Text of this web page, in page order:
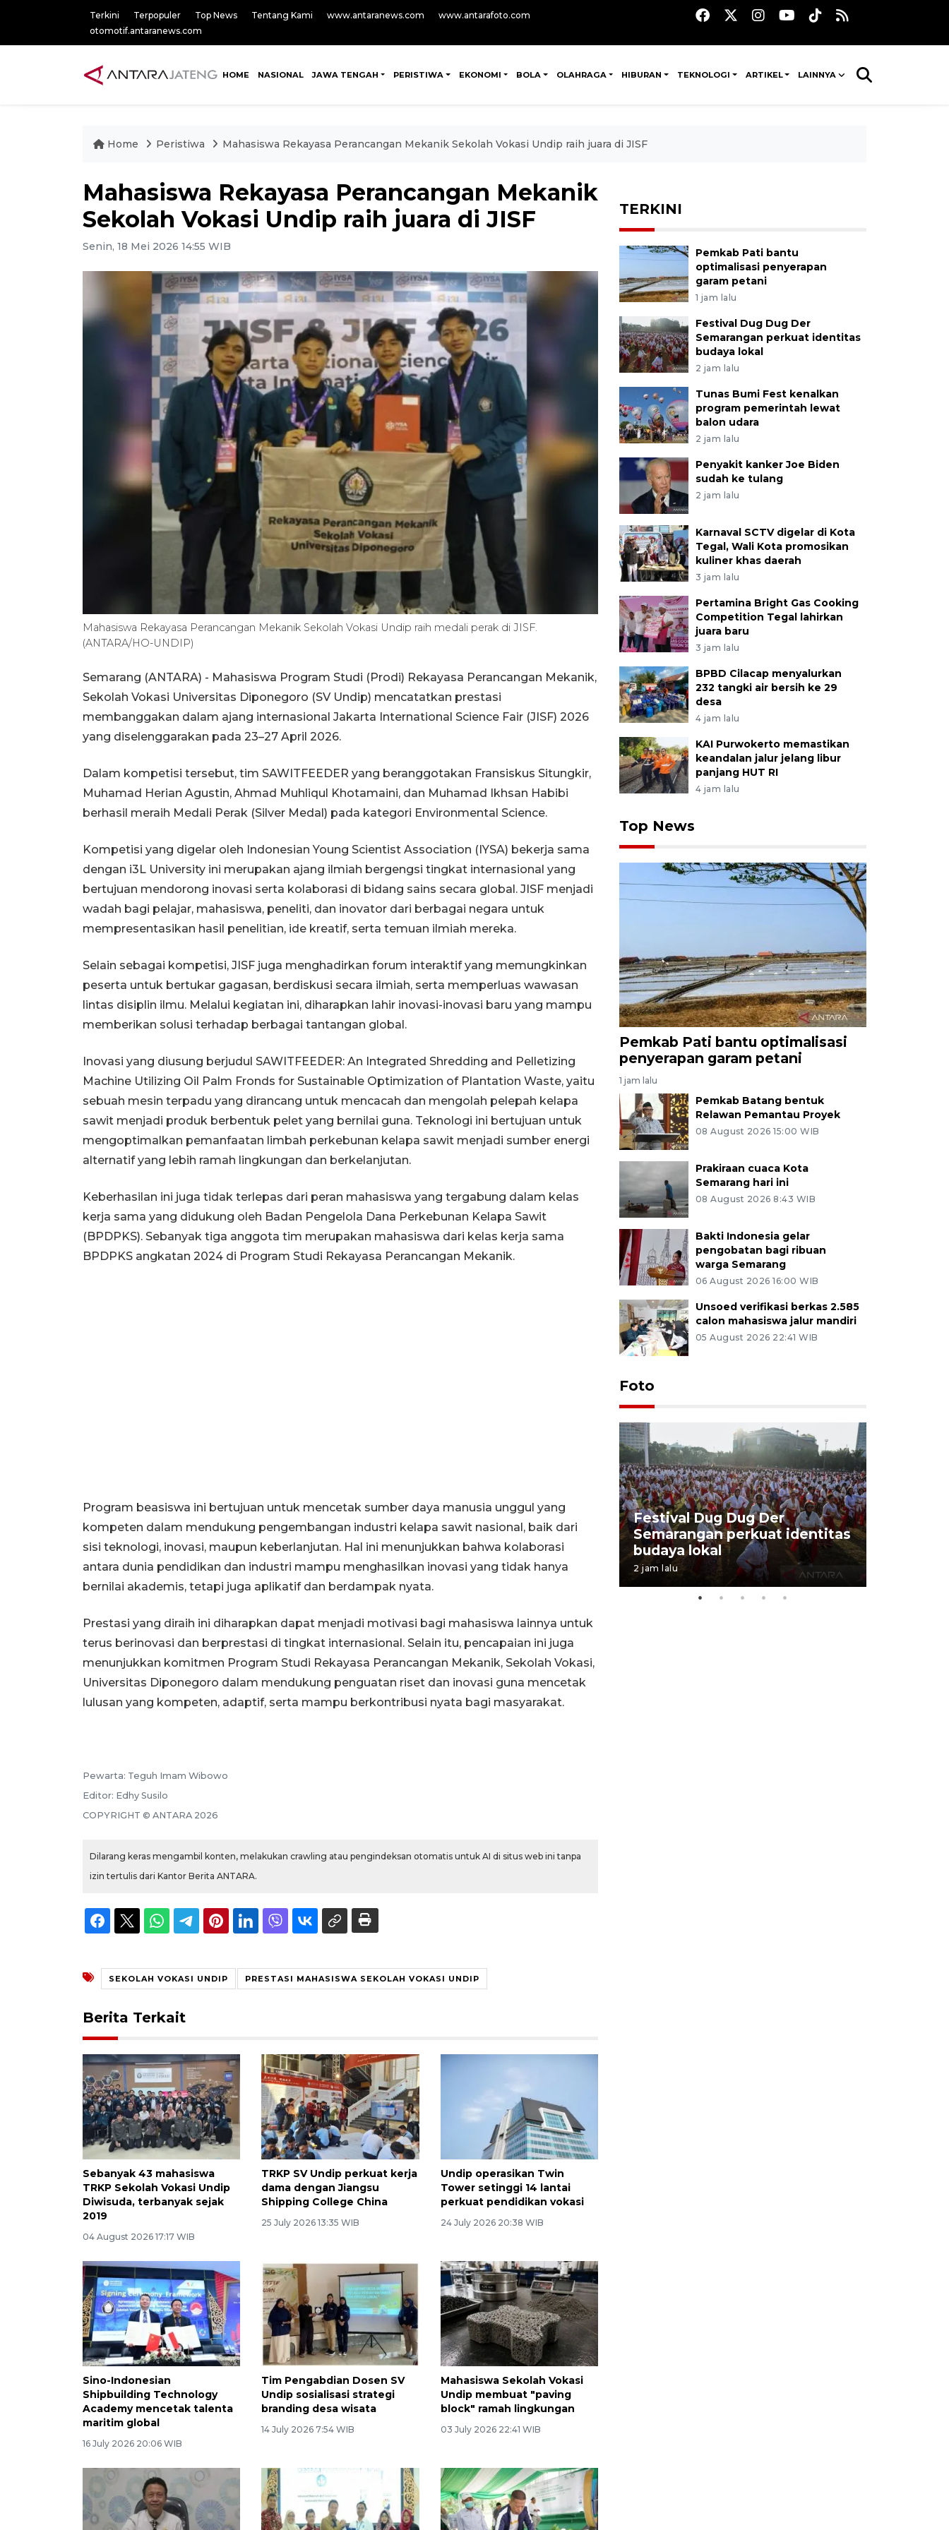
Terkini Terpopuler Top News Tentang Kami www.antaranews.com
www.antarafoto.com
otomotif.antaranews.com
HOME NASIONAL JAWA TENGAH PERISTIWA EKONOMI BOLA OLAHRAGA HIBURAN TEKNOLOGI ARTIKEL LAINNYA
Home Peristiwa Mahasiswa Rekayasa Perancangan Mekanik Sekolah Vokasi Undip raih juara di JISF
Mahasiswa Rekayasa Perancangan Mekanik
Sekolah Vokasi Undip raih juara di JISF
Senin, 18 Mei 2026 14:55 WIB
Mahasiswa Rekayasa Perancangan Mekanik Sekolah Vokasi Undip raih medali perak di JISF.
(ANTARA/HO-UNDIP)
Semarang (ANTARA) - Mahasiswa Program Studi (Prodi) Rekayasa Perancangan Mekanik,
Sekolah Vokasi Universitas Diponegoro (SV Undip) mencatatkan prestasi
membanggakan dalam ajang internasional Jakarta International Science Fair (JISF) 2026
yang diselenggarakan pada 23–27 April 2026.
Dalam kompetisi tersebut, tim SAWITFEEDER yang beranggotakan Fransiskus Situngkir,
Muhamad Herian Agustin, Ahmad Muhliqul Khotamaini, dan Muhamad Ikhsan Habibi
berhasil meraih Medali Perak (Silver Medal) pada kategori Environmental Science.
Kompetisi yang digelar oleh Indonesian Young Scientist Association (IYSA) bekerja sama
dengan i3L University ini merupakan ajang ilmiah bergengsi tingkat internasional yang
bertujuan mendorong inovasi serta kolaborasi di bidang sains secara global. JISF menjadi
wadah bagi pelajar, mahasiswa, peneliti, dan inovator dari berbagai negara untuk
mempresentasikan hasil penelitian, ide kreatif, serta temuan ilmiah mereka.
Selain sebagai kompetisi, JISF juga menghadirkan forum interaktif yang memungkinkan
peserta untuk bertukar gagasan, berdiskusi secara ilmiah, serta memperluas wawasan
lintas disiplin ilmu. Melalui kegiatan ini, diharapkan lahir inovasi-inovasi baru yang mampu
memberikan solusi terhadap berbagai tantangan global.
Inovasi yang diusung berjudul SAWITFEEDER: An Integrated Shredding and Pelletizing
Machine Utilizing Oil Palm Fronds for Sustainable Optimization of Plantation Waste, yaitu
sebuah mesin terpadu yang dirancang untuk mencacah dan mengolah pelepah kelapa
sawit menjadi produk berbentuk pelet yang bernilai guna. Teknologi ini bertujuan untuk
mengoptimalkan pemanfaatan limbah perkebunan kelapa sawit menjadi sumber energi
alternatif yang lebih ramah lingkungan dan berkelanjutan.
Keberhasilan ini juga tidak terlepas dari peran mahasiswa yang tergabung dalam kelas
kerja sama yang didukung oleh Badan Pengelola Dana Perkebunan Kelapa Sawit
(BPDPKS). Sebanyak tiga anggota tim merupakan mahasiswa dari kelas kerja sama
BPDPKS angkatan 2024 di Program Studi Rekayasa Perancangan Mekanik.
Program beasiswa ini bertujuan untuk mencetak sumber daya manusia unggul yang
kompeten dalam mendukung pengembangan industri kelapa sawit nasional, baik dari
sisi teknologi, inovasi, maupun keberlanjutan. Hal ini menunjukkan bahwa kolaborasi
antara dunia pendidikan dan industri mampu menghasilkan inovasi yang tidak hanya
bernilai akademis, tetapi juga aplikatif dan berdampak nyata.
Prestasi yang diraih ini diharapkan dapat menjadi motivasi bagi mahasiswa lainnya untuk
terus berinovasi dan berprestasi di tingkat internasional. Selain itu, pencapaian ini juga
menunjukkan komitmen Program Studi Rekayasa Perancangan Mekanik, Sekolah Vokasi,
Universitas Diponegoro dalam mendukung penguatan riset dan inovasi guna mencetak
lulusan yang kompeten, adaptif, serta mampu berkontribusi nyata bagi masyarakat.
Pewarta: Teguh Imam Wibowo
Editor: Edhy Susilo
COPYRIGHT © ANTARA 2026
Dilarang keras mengambil konten, melakukan crawling atau pengindeksan otomatis untuk AI di situs web ini tanpa
izin tertulis dari Kantor Berita ANTARA.
SEKOLAH VOKASI UNDIP PRESTASI MAHASISWA SEKOLAH VOKASI UNDIP
Berita Terkait
Sebanyak 43 mahasiswa
TRKP Sekolah Vokasi Undip
Diwisuda, terbanyak sejak
2019
04 August 2026 17:17 WIB
TRKP SV Undip perkuat kerja
dama dengan Jiangsu
Shipping College China
25 July 2026 13:35 WIB
Undip operasikan Twin
Tower setinggi 14 lantai
perkuat pendidikan vokasi
24 July 2026 20:38 WIB
Sino-Indonesian
Shipbuilding Technology
Academy mencetak talenta
maritim global
16 July 2026 20:06 WIB
Tim Pengabdian Dosen SV
Undip sosialisasi strategi
branding desa wisata
14 July 2026 7:54 WIB
Mahasiswa Sekolah Vokasi
Undip membuat "paving
block" ramah lingkungan
03 July 2026 22:41 WIB
TERKINI
Pemkab Pati bantu
optimalisasi penyerapan
garam petani
1 jam lalu
Festival Dug Dug Der
Semarangan perkuat identitas
budaya lokal
2 jam lalu
Tunas Bumi Fest kenalkan
program pemerintah lewat
balon udara
2 jam lalu
Penyakit kanker Joe Biden
sudah ke tulang
2 jam lalu
Karnaval SCTV digelar di Kota
Tegal, Wali Kota promosikan
kuliner khas daerah
3 jam lalu
Pertamina Bright Gas Cooking
Competition Tegal lahirkan
juara baru
3 jam lalu
BPBD Cilacap menyalurkan
232 tangki air bersih ke 29
desa
4 jam lalu
KAI Purwokerto memastikan
keandalan jalur jelang libur
panjang HUT RI
4 jam lalu
Top News
Pemkab Pati bantu optimalisasi
penyerapan garam petani
1 jam lalu
Pemkab Batang bentuk
Relawan Pemantau Proyek
08 August 2026 15:00 WIB
Prakiraan cuaca Kota
Semarang hari ini
08 August 2026 8:43 WIB
Bakti Indonesia gelar
pengobatan bagi ribuan
warga Semarang
06 August 2026 16:00 WIB
Unsoed verifikasi berkas 2.585
calon mahasiswa jalur mandiri
05 August 2026 22:41 WIB
Foto
Pawai sapi tunggang angkat
potensi peternakan di Klaten
29 July 2026 21:38 WIB
Festival Dug Dug Der
Semarangan perkuat identitas
budaya lokal
2 jam lalu